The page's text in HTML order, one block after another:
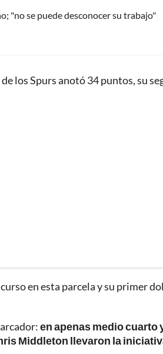
"no se puede desconocer su trabajo"
los Spurs anotó 34 puntos, su
en esta parcela y su primer
en apenas medio cuarto
Middleton llevaron la